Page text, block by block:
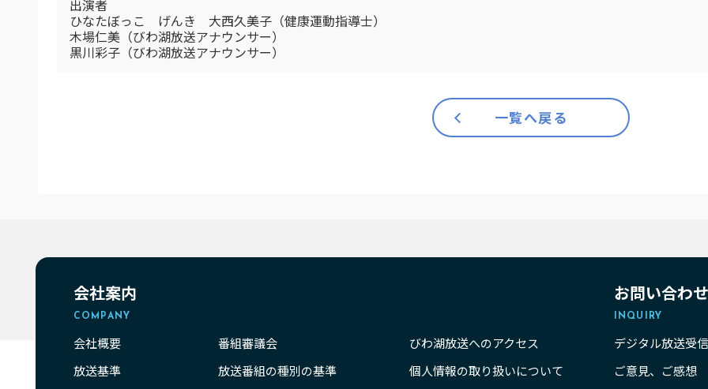
出演者
ひなたぼっこ げんき 大西久美子（健康運動指導士）
木場仁美（びわ湖放送アナウンサー）
黒川彩子（びわ湖放送アナウンサー）
一覧へ戻る
会社案内
COMPANY
会社概要
放送基準
番組審議会
放送番組の種別の基準
びわ湖放送へのアクセス
個人情報の取り扱いについて
お問い合わせ
INQUIRY
デジタル放送受
ご意見、ご感想